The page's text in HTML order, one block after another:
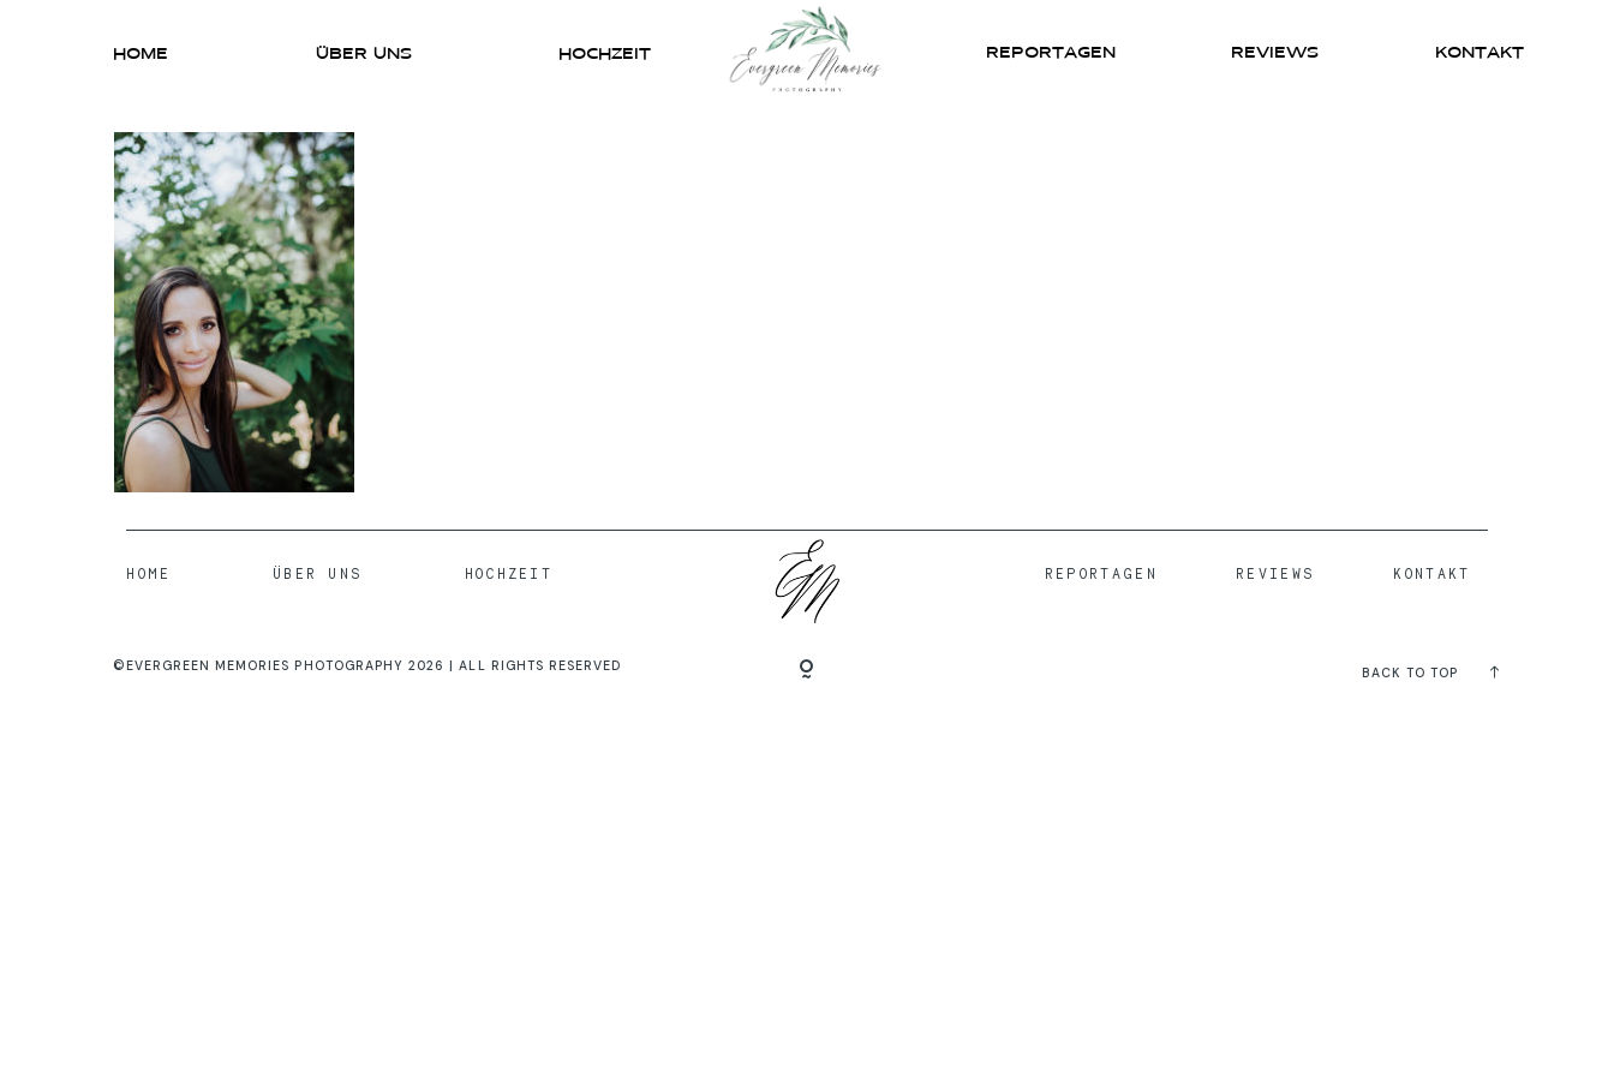
REPORTAGEN REVIEWS KONTAKT
HOME ÜBER UNS HOCHZEIT
HOME ÜBER UNS HOCHZEIT REPORTAGEN REVIEWS KONTAKT
©EVERGREEN MEMORIES PHOTOGRAPHY 2026 | ALL RIGHTS RESERVED BACK TO TOP